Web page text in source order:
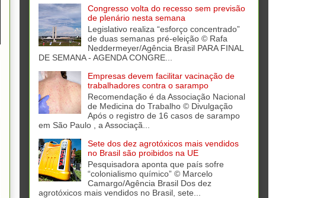
Congresso volta do recesso sem previsão
de plenário nesta semana
Legislativo realiza “esforço concentrado”
de duas semanas pré-eleição © Rafa
Neddermeyer/Agência Brasil PARA FINAL
DE SEMANA - AGENDA CONGRE...
Empresas devem facilitar vacinação de
trabalhadores contra o sarampo
Recomendação é da Associação Nacional
de Medicina do Trabalho © Divulgação
Após o registro de 16 casos de sarampo
em São Paulo , a Associaçã...
Sete dos dez agrotóxicos mais vendidos
no Brasil são proibidos na UE
Pesquisadora aponta que país sofre
“colonialismo químico” © Marcelo
Camargo/Agência Brasil Dos dez
agrotóxicos mais vendidos no Brasil, sete...